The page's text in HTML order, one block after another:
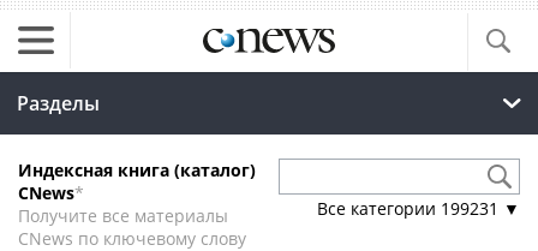
Разделы
Индексная книга (каталог)
CNews*
Получите все материалы
CNews по ключевому слову
Все категории 199231 ▼